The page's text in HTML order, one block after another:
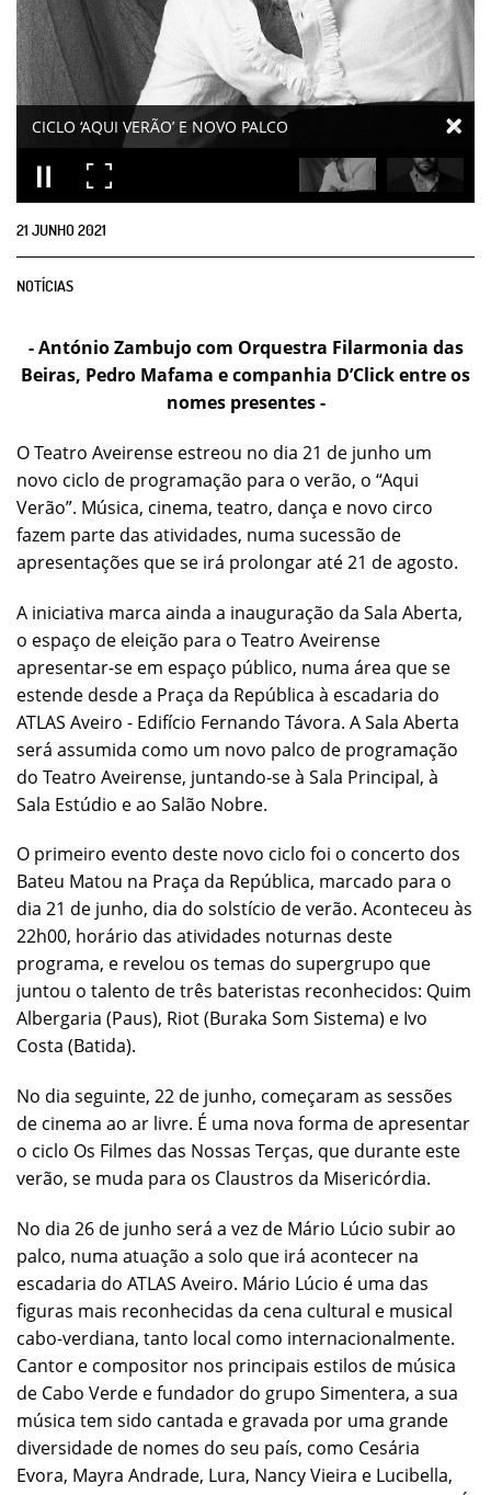
21 JUNHO2021
NOTÍCIAS
- António Zambujo com Orquestra Filarmonia das
Beiras, Pedro Mafama e companhia D’Click entre os
nomes presentes -
O Teatro Aveirense estreou no dia 21 de junho um
novo ciclo de programação para o verão, o “Aqui
Verão”. Música, cinema, teatro, dança e novo circo
fazem parte das atividades, numa sucessão de
apresentações que se irá prolongar até 21 de agosto.
A iniciativa marca ainda a inauguração da Sala Aberta,
o espaço de eleição para o Teatro Aveirense
apresentar-se em espaço público, numa área que se
estende desde a Praça da República à escadaria do
ATLAS Aveiro - Edifício Fernando Távora. A Sala Aberta
será assumida como um novo palco de programação
do Teatro Aveirense, juntando-se à Sala Principal, à
Sala Estúdio e ao Salão Nobre.
O primeiro evento deste novo ciclo foi o concerto dos
Bateu Matou na Praça da República, marcado para o
dia 21 de junho, dia do solstício de verão. Aconteceu às
22h00, horário das atividades noturnas deste
programa, e revelou os temas do supergrupo que
juntou o talento de três bateristas reconhecidos: Quim
Albergaria (Paus), Riot (Buraka Som Sistema) e Ivo
Costa (Batida).
No dia seguinte, 22 de junho, começaram as sessões
de cinema ao ar livre. É uma nova forma de apresentar
o ciclo Os Filmes das Nossas Terças, que durante este
verão, se muda para os Claustros da Misericórdia.
No dia 26 de junho será a vez de Mário Lúcio subir ao
palco, numa atuação a solo que irá acontecer na
escadaria do ATLAS Aveiro. Mário Lúcio é uma das
figuras mais reconhecidas da cena cultural e musical
cabo-verdiana, tanto local como internacionalmente.
Cantor e compositor nos principais estilos de música
de Cabo Verde e fundador do grupo Simentera, a sua
música tem sido cantada e gravada por uma grande
diversidade de nomes do seu país, como Cesária
Evora, Mayra Andrade, Lura, Nancy Vieira e Lucibella,